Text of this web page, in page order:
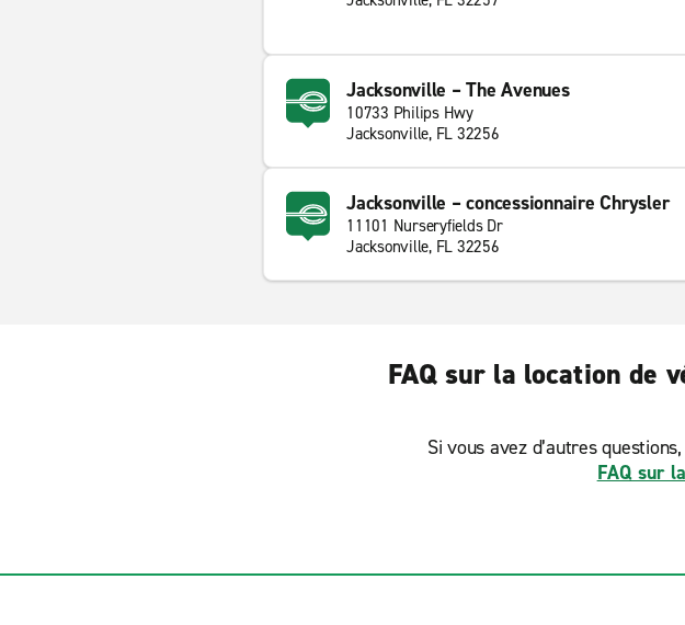
Jacksonville – The Avenues
10733 Philips Hwy
Jacksonville, FL 32256
Jacksonville – concessionnaire Chrysler
11101 Nurseryfields Dr
Jacksonville, FL 32256
FAQ sur la location de
Si vous avez d’autres
FAQ sur